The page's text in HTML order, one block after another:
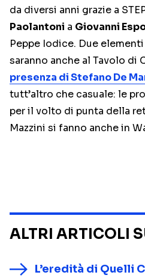
da diversi anni grazie a
Paolantoni a Giovanni
Peppe Iodice. Due
saranno anche al Tavolo di
presenza di Stefano De
tutt’altro che casuale: le
per il volto di punta della
Mazzini si fanno anche in
ALTRI ARTICOLI
L’eredità di Quelli